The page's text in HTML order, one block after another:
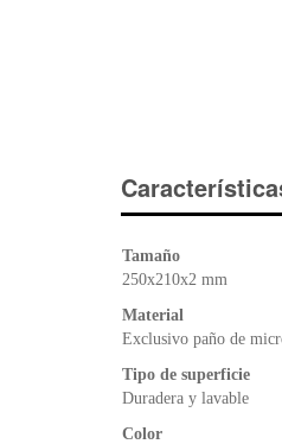
Tamaño
250x210x2 mm
Material
Exclusivo paño de
Tipo de superficie
Duradera y lavable
Color